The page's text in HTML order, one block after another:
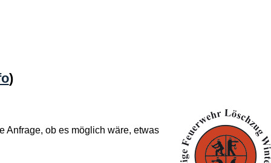
)
Anfrage, ob es möglich wäre, etwas